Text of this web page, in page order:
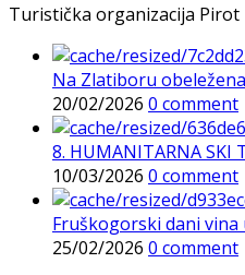
Turistička organizacija
Na Zlatiboru
20/02/2026 0 comment
8. HUMANITARNA SKI
10/03/2026 0 comment
Fruškogorski dani vina
25/02/2026 0 comment